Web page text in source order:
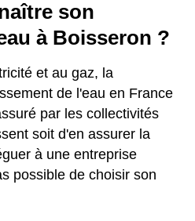
son
à Boisseron ?
et au gaz, la
de l'eau en France
par les collectivités
soit d'en assurer la
à une entreprise
possible de choisir son